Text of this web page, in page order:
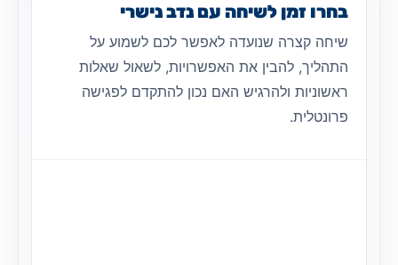
בחרו זמן לשיחה עם נדב נישרי
שיחה קצרה שנועדה לאפשר לכם לשמוע על
התהליך, להבין את האפשרויות, לשאול שאלות
ראשוניות ולהרגיש האם נכון להתקדם לפגישה
פרונטלית.